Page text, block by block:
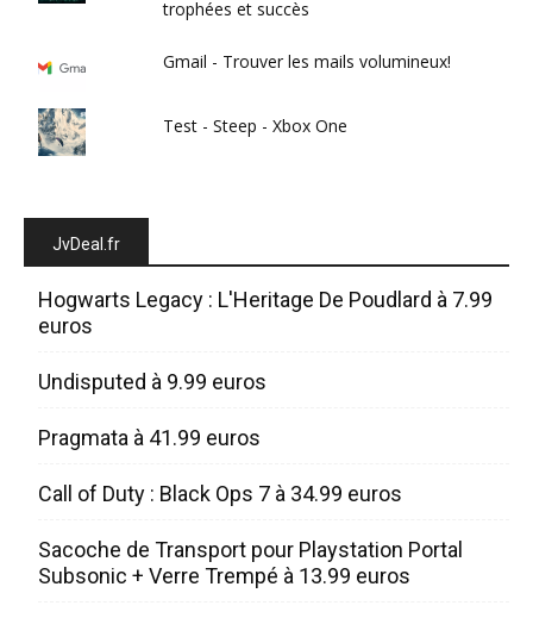
trophées et succès
Gmail - Trouver les mails volumineux!
Test - Steep - Xbox One
JvDeal.fr
Hogwarts Legacy : L'Heritage De Poudlard à 7.99
euros
Undisputed à 9.99 euros
Pragmata à 41.99 euros
Call of Duty : Black Ops 7 à 34.99 euros
Sacoche de Transport pour Playstation Portal
Subsonic + Verre Trempé à 13.99 euros